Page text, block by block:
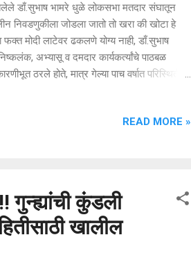
डाँ.सुभाष भामरे धुळे लोकसभा मतदार संघातून
निवडणुकीला जोडला जातो तो खरा की खोटा हे
मोदी लाटेवर ढकलणे योग्य नाही, डाँ.सुभाष
निष्कलंक, अभ्यासू व दमदार कार्यकर्त्यांचे पाठबळ
ठरले होते, मात्र गेल्या पाच वर्षात परिस्थितीत
मोठी जबाबदारी सांभाळतांना कामाची विभागणी
READ MORE »
गुन्ह्यांची कुंडली
खालील